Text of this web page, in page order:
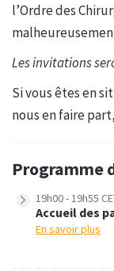
l’Ordre des
Les invitations
Si vous êtes en
nous en faire
Programme
19h00 - 19h55
Accueil des
En savoir plus